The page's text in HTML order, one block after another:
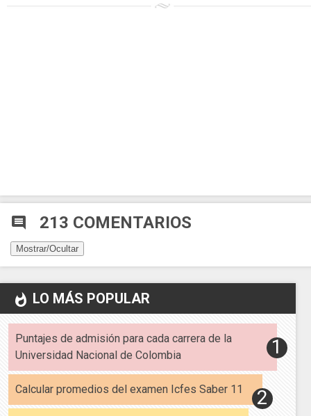
comment 213 COMENTARIOS
Mostrar/Ocultar
whatshot LO MÁS POPULAR
Puntajes de admisión para cada carrera de la
Universidad Nacional de Colombia
Calcular promedios del examen Icfes Saber 11